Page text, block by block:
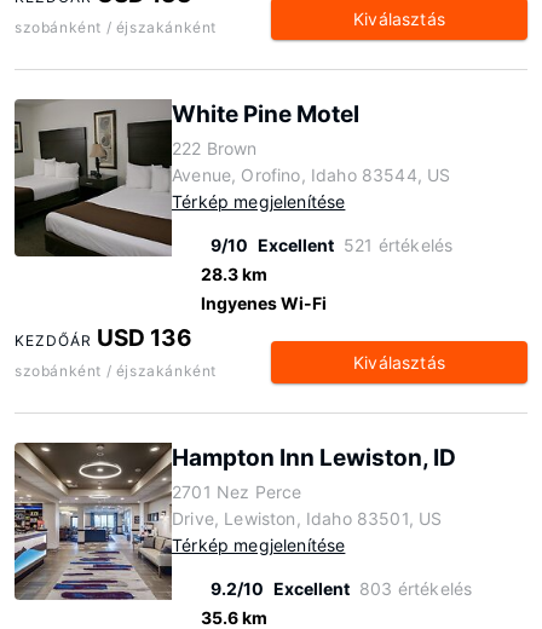
szobánként / éjszakánként Kiválasztás
White Pine Motel
222 Brown
Avenue, Orofino, Idaho 83544, US
Térkép megjelenítése
9/10 Excellent 521 értékelés
28.3 km
Ingyenes Wi-Fi
KEZDŐÁR USD 136
szobánként / éjszakánként Kiválasztás
Hampton Inn Lewiston, ID
2701 Nez Perce
Drive, Lewiston, Idaho 83501, US
Térkép megjelenítése
9.2/10 Excellent 803 értékelés
35.6 km